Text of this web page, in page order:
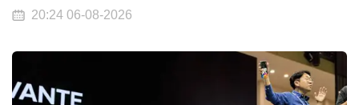
20:24 06-08-2026